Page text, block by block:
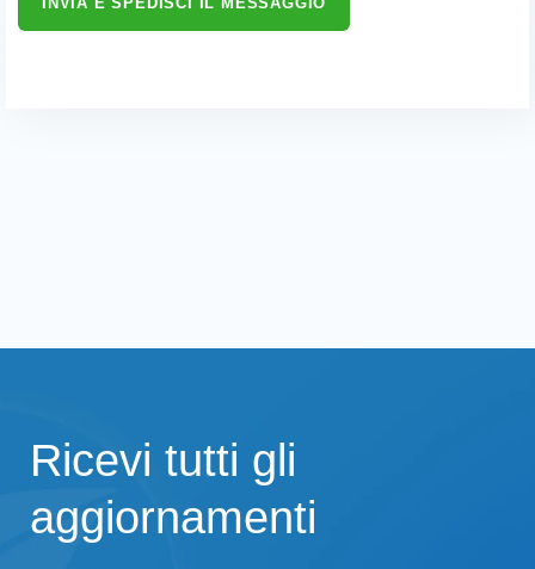
Ricevi tutti gli
aggiornamenti